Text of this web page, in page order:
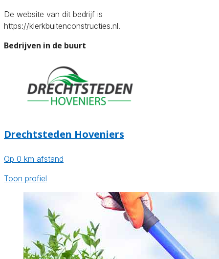
De website van dit bedrijf is
https://klerkbuitenconstructies.nl.
Bedrijven in de buurt
Drechtsteden Hoveniers
Op 0 km afstand
Toon profiel